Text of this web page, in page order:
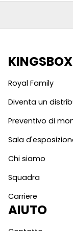
KINGSBOX
Royal Family
Diventa un
Preventivo di
Sala
Chi siamo
Squadra
Carriere
AIUTO